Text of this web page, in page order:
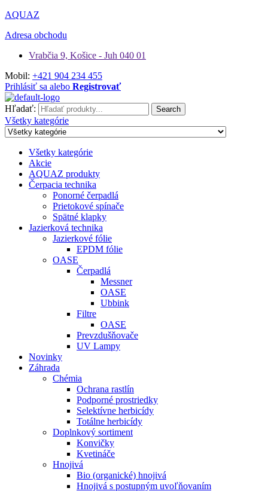
AQUAZ
Adresa obchodu
Vrabčia 9, Košice - Juh 040 01
Mobil: +421 904 234 455
Prihlásiť sa alebo Registrovať
Hľadať: Search
Všetky kategórie
Všetky kategórie
Akcie
AQUAZ produkty
Čerpacia technika
Ponorné čerpadlá
Prietokové spínače
Spätné klapky
Jazierková technika
Jazierkové fólie
EPDM fólie
OASE
Čerpadlá
Messner
OASE
Ubbink
Filtre
OASE
Prevzdušňovače
UV Lampy
Novinky
Záhrada
Chémia
Ochrana rastlín
Podporné prostriedky
Selektívne herbicídy
Totálne herbicídy
Doplnkový sortiment
Konvičky
Kvetináče
Hnojivá
Bio (organické) hnojivá
Hnojivá s postupným uvoľňovaním